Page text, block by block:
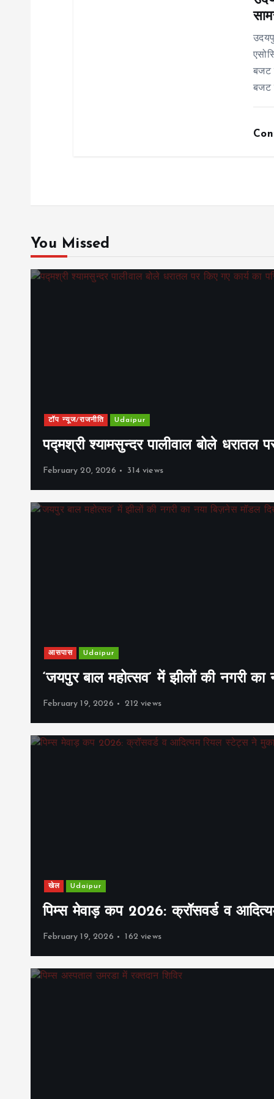
बजट
बजट
You Missed
टॉप न्यूज/राजनीति Udaipur
पद्मश्री श्यामसुन्दर पालीवाल बोले धरातल
February 20, 2026 314 views
आसपास Udaipur
‘जयपुर बाल महोत्सव’ में झीलों की नगरी
February 19, 2026 212 views
खेल Udaipur
पिम्स मेवाड़ कप 2026: क्रॉसवर्ड व
February 19, 2026 162 views